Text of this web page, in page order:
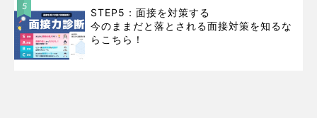
5
STEP5：面接を対策する
今のままだと落とされる面接対策を知るな
らこちら！